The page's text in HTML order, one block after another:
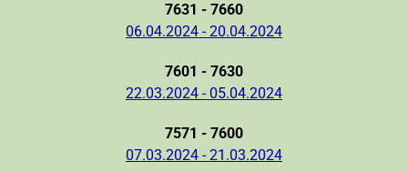
7631 - 7660
06.04.2024 - 20.04.2024
7601 - 7630
22.03.2024 - 05.04.2024
7571 - 7600
07.03.2024 - 21.03.2024